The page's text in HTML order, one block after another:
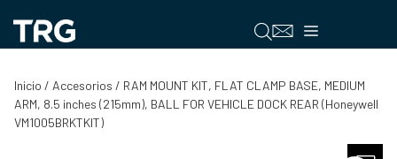
contenido
Menú
Inicio / Accesorios / RAM MOUNT KIT, FLAT CLAMP BASE, MEDIUM
ARM, 8.5 inches (215mm), BALL FOR VEHICLE DOCK REAR (Honeywell
VM1005BRKTKIT)